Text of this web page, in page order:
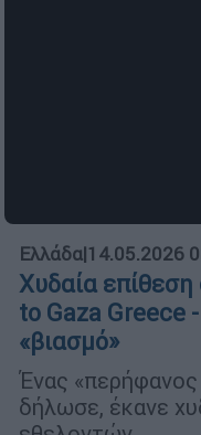
Ελλάδα|14.05.2026
Χυδαία
to Gaza Greece
«βιασμό»
Ένας
δήλωσε, έκανε